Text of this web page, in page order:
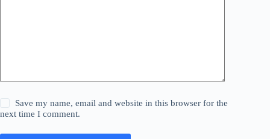
Save my name, email and website in this browser for the
next time I comment.